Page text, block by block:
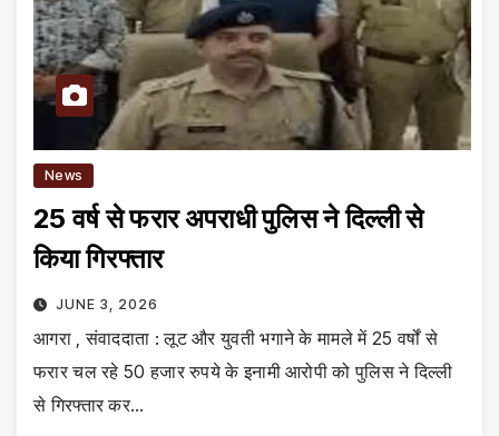
News
25 वर्ष से फरार अपराधी पुलिस ने दिल्ली से
किया गिरफ्तार
JUNE 3, 2026
आगरा , संवाददाता : लूट और युवती भगाने के मामले में 25 वर्षों से
फरार चल रहे 50 हजार रुपये के इनामी आरोपी को पुलिस ने दिल्ली
से गिरफ्तार कर…